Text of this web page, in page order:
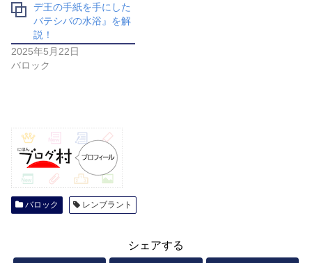
デ王の手紙を手にした
バテシバの水浴』を解
説！
2025年5月22日
バロック
バロック レンブラント
シェアする